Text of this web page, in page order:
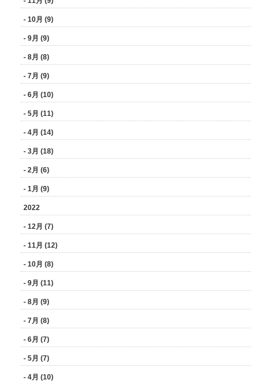
- 10月 (9)
- 9月 (9)
- 8月 (8)
- 7月 (9)
- 6月 (10)
- 5月 (11)
- 4月 (14)
- 3月 (18)
- 2月 (6)
- 1月 (9)
2022
- 12月 (7)
- 11月 (12)
- 10月 (8)
- 9月 (11)
- 8月 (9)
- 7月 (8)
- 6月 (7)
- 5月 (7)
- 4月 (10)